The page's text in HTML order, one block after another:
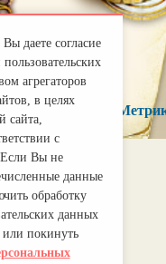
даете согласие
агрегаторов
в целях
сайта,
с
Если Вы не
данные
обработку
данных
или покинуть